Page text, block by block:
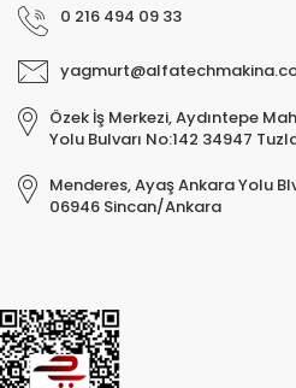
0 216 494 09 33
Özek İş Merkezi, Aydıntepe
Yolu Bulvarı No:142 34947
Menderes, Ayaş Ankara Yolu
06946 Sincan/Ankara